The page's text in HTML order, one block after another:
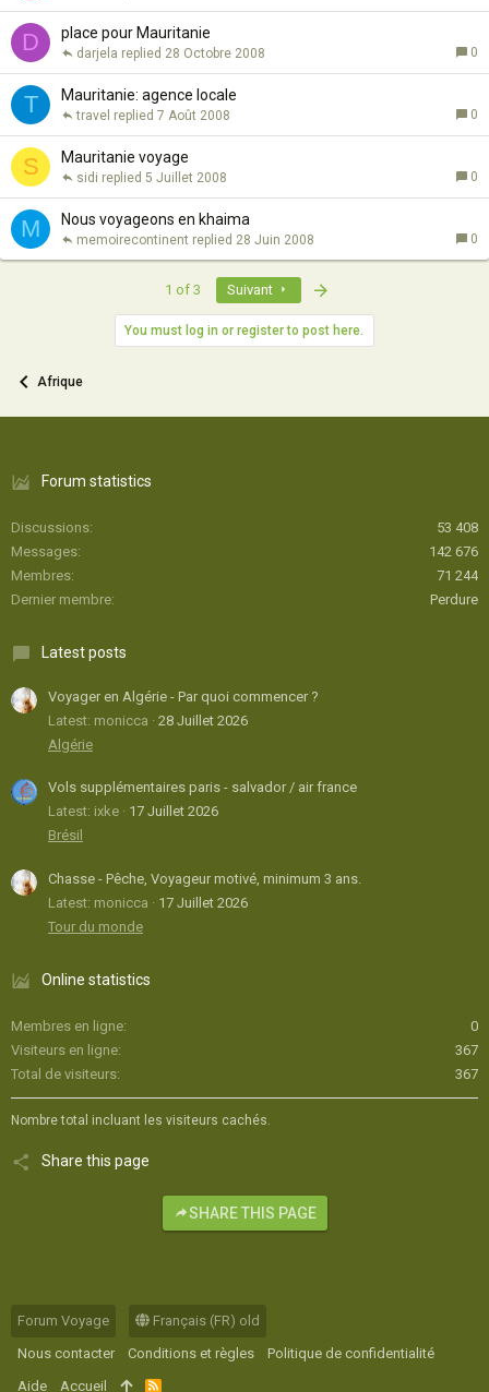
D place pour Mauritanie
0
28 Octobre 2008
darjela
T Mauritanie: agence locale
0
7 Août 2008
travel
S Mauritanie voyage
0
5 Juillet 2008
sidi
M Nous voyageons en khaima
0
28 Juin 2008
memoirecontinent
1 of 3 Suivant
You must log in or register to post here.
Afrique
Forum statistics
Discussions
53 408
Messages
142 676
Membres
71 244
Dernier membre
Perdure
Latest posts
Voyager en Algérie - Par quoi commencer ?
Latest: monicca
28 Juillet 2026
Algérie
Vols supplémentaires paris - salvador / air france
Latest: ixke
17 Juillet 2026
Brésil
Chasse - Pêche, Voyageur motivé, minimum 3 ans.
Latest: monicca
17 Juillet 2026
Tour du monde
Online statistics
Membres en ligne
0
Visiteurs en ligne
367
Total de visiteurs
367
Nombre total incluant les visiteurs cachés.
Share this page
SHARE THIS PAGE
Forum Voyage
Français (FR) old
Nous contacter
Conditions et règles
Politique de confidentialité
Aide
Accueil R